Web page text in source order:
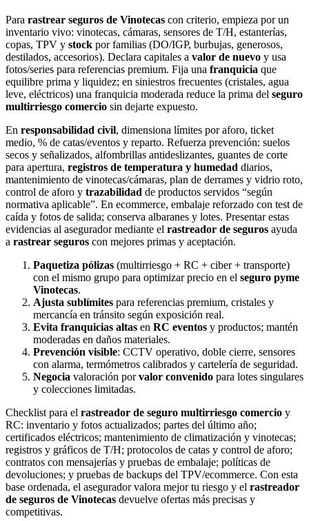
Para rastrear seguros de Vinotecas con criterio, empieza por un
inventario vivo: vinotecas, cámaras, sensores de T/H, estanterías,
copas, TPV y stock por familias (DO/IGP, burbujas, generosos,
destilados, accesorios). Declara capitales a valor de nuevo y usa
fotos/series para referencias premium. Fija una franquicia que
equilibre prima y liquidez; en siniestros frecuentes (cristales, agua
leve, eléctricos) una franquicia moderada reduce la prima del seguro
multirriesgo comercio sin dejarte expuesto.
En responsabilidad civil, dimensiona límites por aforo, ticket
medio, % de catas/eventos y reparto. Refuerza prevención: suelos
secos y señalizados, alfombrillas antideslizantes, guantes de corte
para apertura, registros de temperatura y humedad diarios,
mantenimiento de vinotecas/cámaras, plan de derrames y vidrio roto,
control de aforo y trazabilidad de productos servidos “según
normativa aplicable”. En ecommerce, embalaje reforzado con test de
caída y fotos de salida; conserva albaranes y lotes. Presentar estas
evidencias al asegurador mediante el rastreador de seguros ayuda
a rastrear seguros con mejores primas y aceptación.
Paquetiza pólizas (multirriesgo + RC + ciber + transporte)
con el mismo grupo para optimizar precio en el seguro pyme
Vinotecas.
Ajusta sublímites para referencias premium, cristales y
mercancía en tránsito según exposición real.
Evita franquicias altas en RC eventos y productos; mantén
moderadas en daños materiales.
Prevención visible: CCTV operativo, doble cierre, sensores
con alarma, termómetros calibrados y cartelería de seguridad.
Negocia valoración porvalor convenido para lotes singulares
y colecciones limitadas.
Checklist para el rastreador de seguro multirriesgo comercio y
RC: inventario y fotos actualizados; partes del último año;
certificados eléctricos; mantenimiento de climatización y vinotecas;
registros y gráficos de T/H; protocolos de catas y control de aforo;
contratos con mensajerías y pruebas de embalaje; políticas de
devoluciones; y pruebas de backups del TPV/ecommerce. Con esta
base ordenada, el asegurador valora mejor tu riesgo y el rastreador
de seguros de Vinotecas devuelve ofertas más precisas y
competitivas.